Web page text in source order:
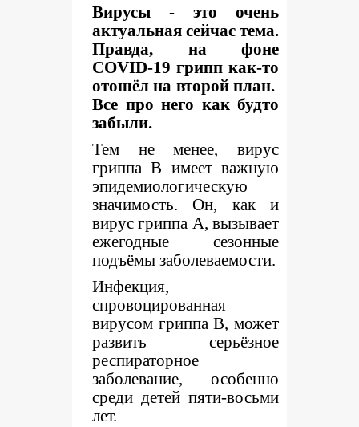
Вирусы - это очень
актуальная сейчас тема.
Правда, на фоне
COVID-19 грипп как-то
отошёл на второй план.
Все про него как будто
забыли.
Тем не менее, вирус
гриппа В имеет важную
эпидемиологическую
значимость. Он, как и
вирус гриппа А, вызывает
ежегодные сезонные
подъёмы заболеваемости.
Инфекция,
спровоцированная
вирусом гриппа В, может
развить серьёзное
респираторное
заболевание, особенно
среди детей пяти-восьми
лет.